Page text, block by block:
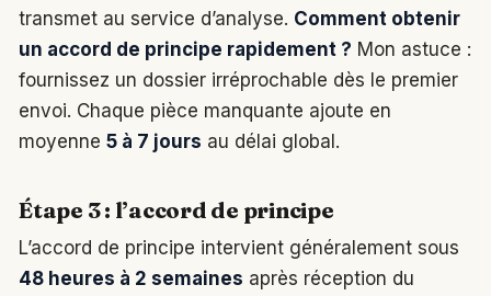
transmet au service d’analyse. Comment obtenir
un accord de principe rapidement ? Mon astuce :
fournissez un dossier irréprochable dès le premier
envoi. Chaque pièce manquante ajoute en
moyenne 5 à 7 jours au délai global.
Étape 3 : l’accord de principe
L’accord de principe intervient généralement sous
48 heures à 2 semaines après réception du